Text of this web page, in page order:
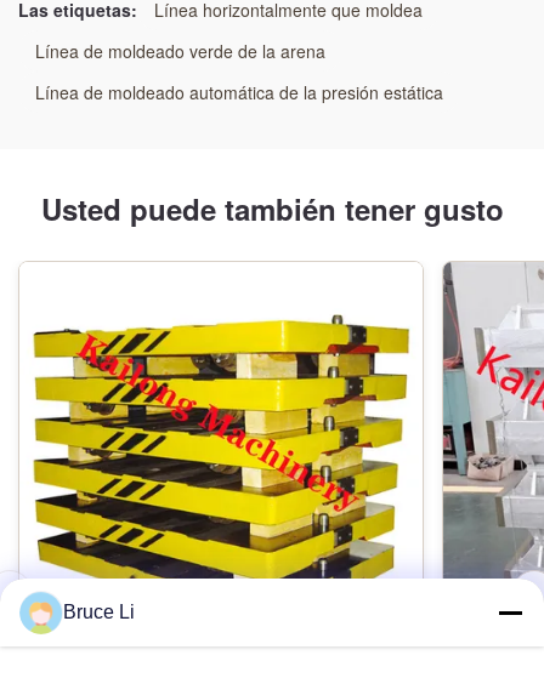
línea de fundición sin botellas de separación horizontal
velocidad
Las etiquetas:
Línea horizontalmente que moldea
Línea de moldeado verde de la arena
Línea de moldeado automática de la presión estática
Usted puede también tener gusto
Bruce Li